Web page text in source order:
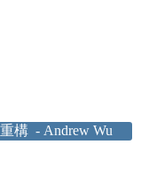
構 - Andrew Wu